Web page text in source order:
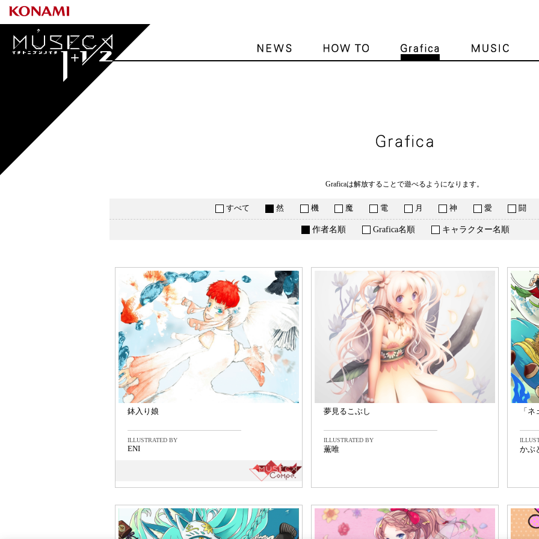
MÚSECA 1+1/2
Graficaは解放することで遊べるようになります。
すべて 然 機 魔 電 月 神 愛 闘
作者名順 Grafica名順 キャラクター名順
鉢入り娘
ILLUSTRATED BY
ENI
夢見るこぶし
ILLUSTRATED BY
薫唯
「
かぶ